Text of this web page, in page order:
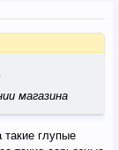
магазина
глупые